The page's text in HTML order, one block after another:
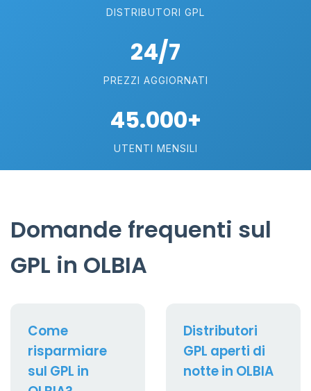
DISTRIBUTORI GPL
24/7
PREZZI AGGIORNATI
45.000+
UTENTI MENSILI
Domande frequenti sul
GPL in OLBIA
Come
risparmiare
sul GPL in
Distributori
GPL aperti di
notte in OLBIA